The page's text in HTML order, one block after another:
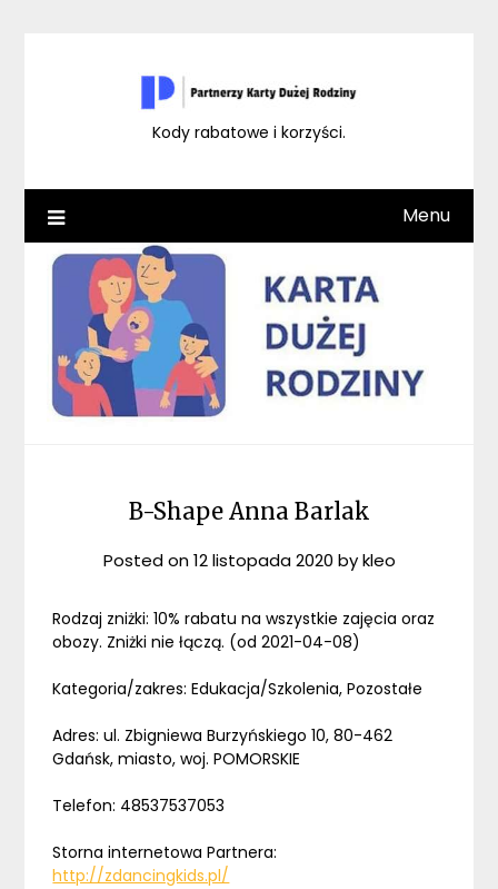
Kody rabatowe i korzyści.
Menu
B-Shape Anna Barlak
Posted on12 listopada 2020 bykleo
Rodzaj zniżki: 10% rabatu na wszystkie zajęcia oraz
obozy. Zniżki nie łączą. (od 2021-04-08)
Kategoria/zakres: Edukacja/Szkolenia, Pozostałe
Adres: ul. Zbigniewa Burzyńskiego 10, 80-462
Gdańsk, miasto, woj. POMORSKIE
Telefon: 48537537053
Storna internetowa Partnera:
http://zdancingkids.pl/